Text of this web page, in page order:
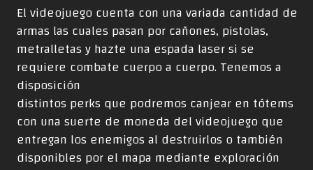
El videojuego cuenta con una variada cantidad de
armas las cuales pasan por cañones, pistolas,
metralletas y hazte una espada laser si se
requiere combate cuerpo a cuerpo. Tenemos a
disposición
distintos perks que podremos canjear en tótems
con una suerte de moneda del videojuego que
entregan los enemigos al destruirlos o también
disponibles por el mapa mediante exploración